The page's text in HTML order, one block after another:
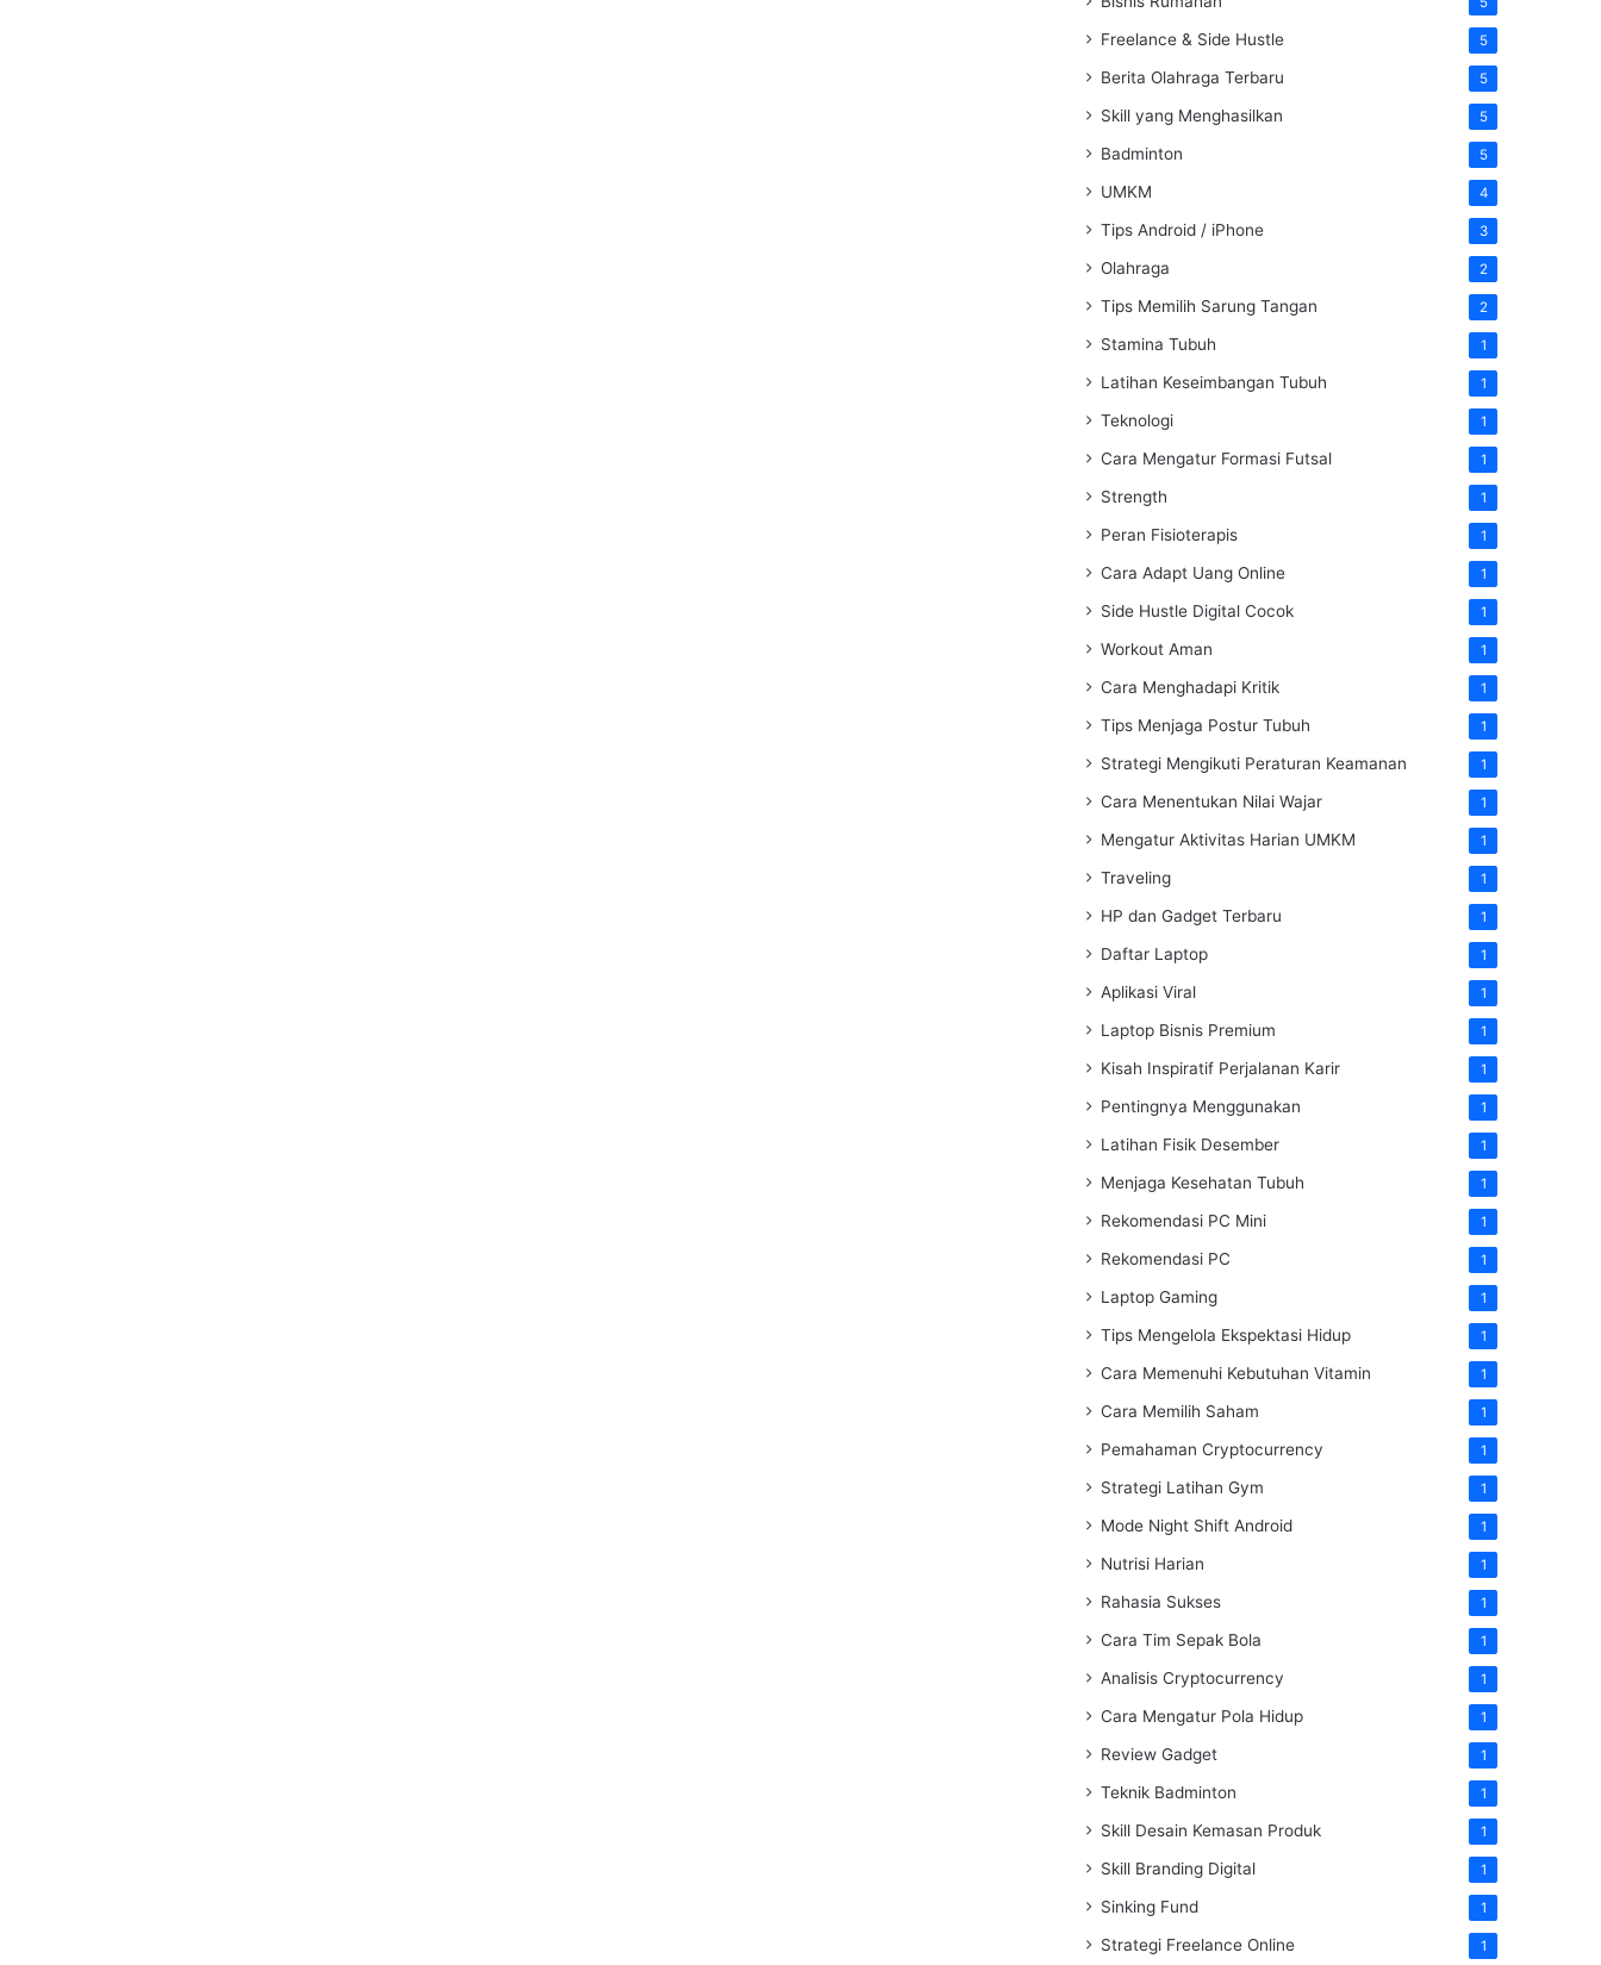
Freelance & Side Hustle 5
Berita Olahraga Terbaru 5
Skill yang Menghasilkan 5
Badminton 5
UMKM 4
Tips Android / iPhone 3
Olahraga 2
Tips Memilih Sarung Tangan 2
Stamina Tubuh 1
Latihan Keseimbangan Tubuh 1
Teknologi 1
Cara Mengatur Formasi Futsal 1
Strength 1
Peran Fisioterapis 1
Cara Adapt Uang Online 1
Side Hustle Digital Cocok 1
Workout Aman 1
Cara Menghadapi Kritik 1
Tips Menjaga Postur Tubuh 1
Strategi Mengikuti Peraturan Keamanan 1
Cara Menentukan Nilai Wajar 1
Mengatur Aktivitas Harian UMKM 1
Traveling 1
HP dan Gadget Terbaru 1
Daftar Laptop 1
Aplikasi Viral 1
Laptop Bisnis Premium 1
Kisah Inspiratif Perjalanan Karir 1
Pentingnya Menggunakan 1
Latihan Fisik Desember 1
Menjaga Kesehatan Tubuh 1
Rekomendasi PC Mini 1
Rekomendasi PC 1
Laptop Gaming 1
Tips Mengelola Ekspektasi Hidup 1
Cara Memenuhi Kebutuhan Vitamin 1
Cara Memilih Saham 1
Pemahaman Cryptocurrency 1
Strategi Latihan Gym 1
Mode Night Shift Android 1
Nutrisi Harian 1
Rahasia Sukses 1
Cara Tim Sepak Bola 1
Analisis Cryptocurrency 1
Cara Mengatur Pola Hidup 1
Review Gadget 1
Teknik Badminton 1
Skill Desain Kemasan Produk 1
Skill Branding Digital 1
Sinking Fund 1
Strategi Freelance Online 1